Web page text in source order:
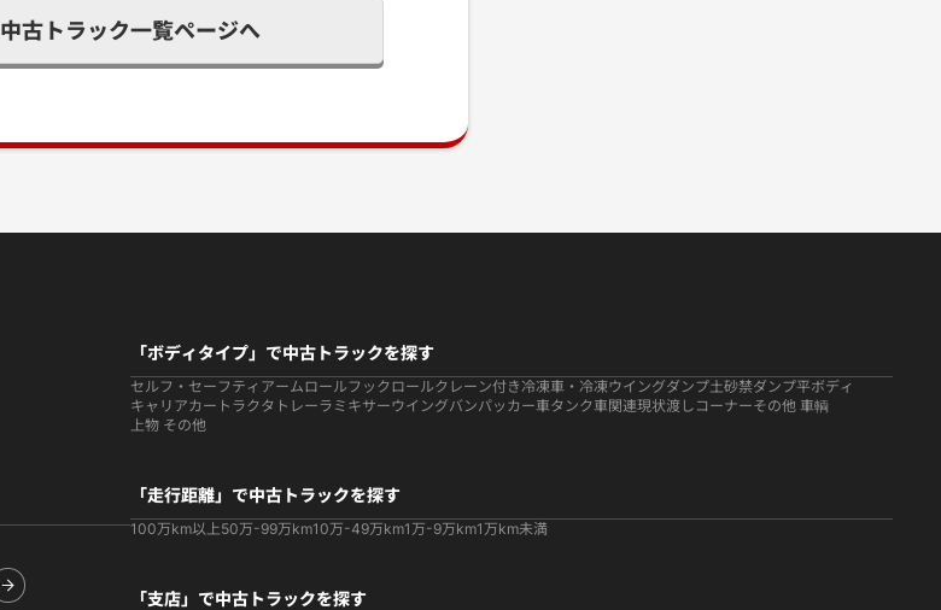
中古トラック一覧ページへ
「ボディタイプ」で中古トラックを探す
セルフ・セーフティ アームロールフックロールクレーン付き 冷凍車・冷凍ウイングダンプ土砂禁ダンプ平ボディ
キャリアカー トラクタ トレーラ ミキサーウイングバンパッカー車タンク車関連現状渡しコーナーその他 車輌
上物 その他
「走行距離」で中古トラックを探す
100万km以上50万-99万km10万-49万km1万-9万km1万km未満
「支店」で中古トラックを探す